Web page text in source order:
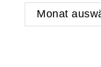
Blog-
Archiv